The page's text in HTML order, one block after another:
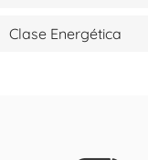
Clase Energética